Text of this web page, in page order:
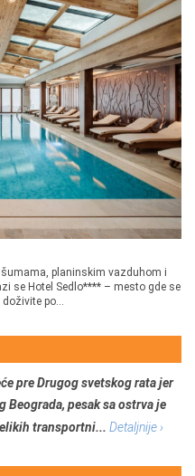
šumama, planinskim vazduhom i
se Hotel Sedlo**** – mesto gde se
po...
pre Drugog svetskog rata jer
Beograda, pesak sa ostrva je
transportni... Detaljnije ›